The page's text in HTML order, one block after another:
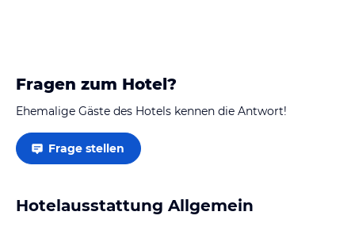
Fragen zum Hotel?
Ehemalige Gäste des Hotels kennen die Antwort!
Frage stellen
Hotelausstattung Allgemein